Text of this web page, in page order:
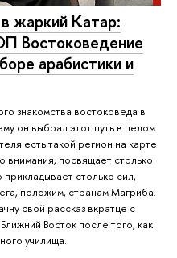
жаркий Катар:
Востоковедение
арабистики и
знакомства востоковеда в
он выбрал этот путь в целом.
есть такой регион на карте
внимания, посвящает столько
столько сил,
положим, странам Магриба.
свой рассказ вкратце с
Восток после того, как
училища.